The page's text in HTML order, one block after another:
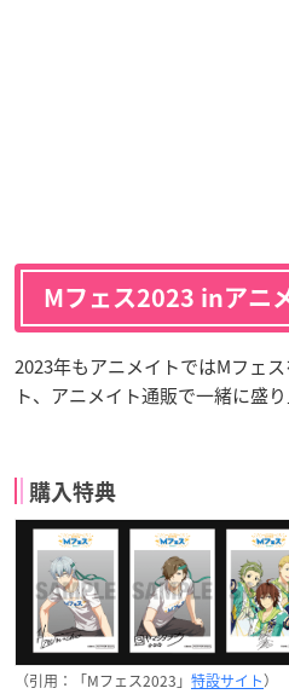
Mフェス2023 inアニ
2023年もアニメイトではMフェ
ト、アニメイト通販で一緒に盛
購入特典
（引用：「Mフェス2023」 特設サイト）